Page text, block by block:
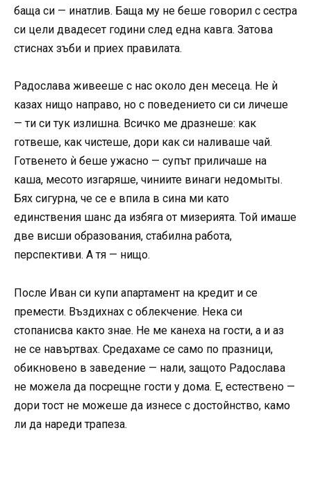
баща си — инатлив. Баща му не беше говорил с сестра
си цели двадесет години след една кавга. Затова
стиснах зъби и приех правилата.
Радослава живееше с нас около ден месеца. Не ѝ
казах нищо направо, но с поведението си си личеше
— ти си тук излишна. Всичко ме дразнеше: как
готвеше, как чистеше, дори как си наливаше чай.
Готвенето ѝ беше ужасно — супът приличаше на
каша, месото изгаряше, чиниите винаги недомыты.
Бях сигурна, че се е впила в сина ми като
единствения шанс да избяга от мизерията. Той имаше
две висши образования, стабилна работа,
перспективи. А тя — нищо.
После Иван си купи апартамент на кредит и се
премести. Въздихнах с облекчение. Нека си
стопанисва както знае. Не ме канеха на гости, а и аз
не се навъртвах. Средахаме се само по празници,
обикновено в заведение — нали, защото Радослава
не можела да посрещне гости у дома. Е, естествено —
дори тост не можеше да изнесе с достойнство, камо
ли да нареди трапеза.